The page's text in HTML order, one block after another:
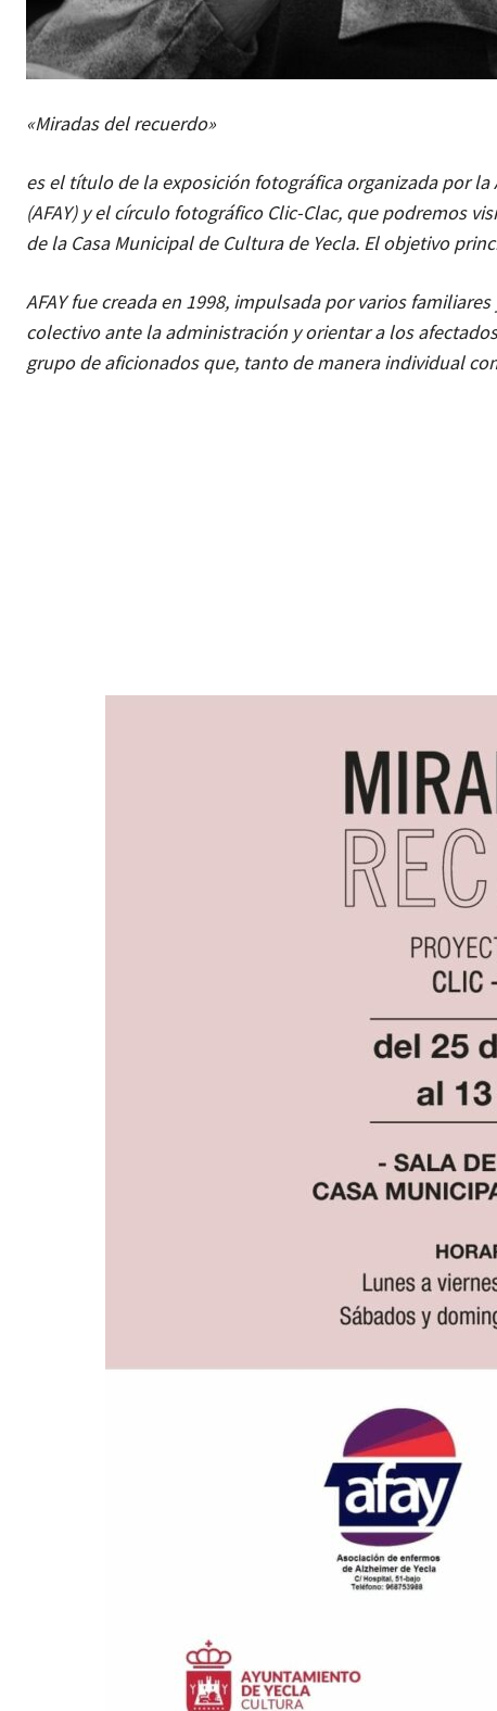
«Miradas del recuerdo»
es el título de la exposición fotográfica organizada por la
(AFAY) y el círculo fotográfico Clic-Clac, que podremos
de la Casa Municipal de Cultura de Yecla. El objetivo
AFAY fue creada en 1998, impulsada por varios
colectivo ante la administración y orientar a los
grupo de aficionados que, tanto de manera individual